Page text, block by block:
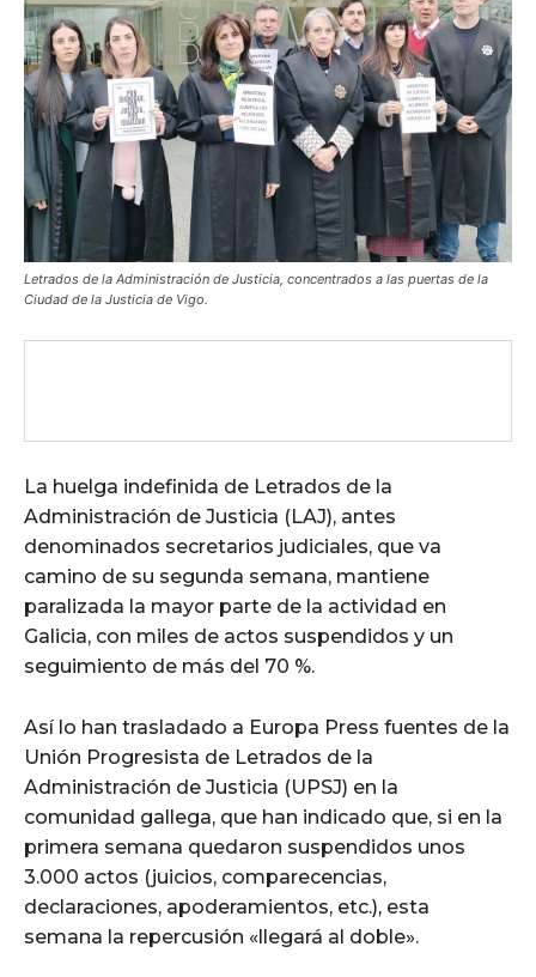
Letrados de la Administración de Justicia, concentrados a las puertas de la
Ciudad de la Justicia de Vigo.
La huelga indefinida de Letrados de la
Administración de Justicia (LAJ), antes
denominados secretarios judiciales, que va
camino de su segunda semana, mantiene
paralizada la mayor parte de la actividad en
Galicia, con miles de actos suspendidos y un
seguimiento de más del 70 %.
Así lo han trasladado a Europa Press fuentes de la
Unión Progresista de Letrados de la
Administración de Justicia (UPSJ) en la
comunidad gallega, que han indicado que, si en la
primera semana quedaron suspendidos unos
3.000 actos (juicios, comparecencias,
declaraciones, apoderamientos, etc.), esta
semana la repercusión «llegará al doble».